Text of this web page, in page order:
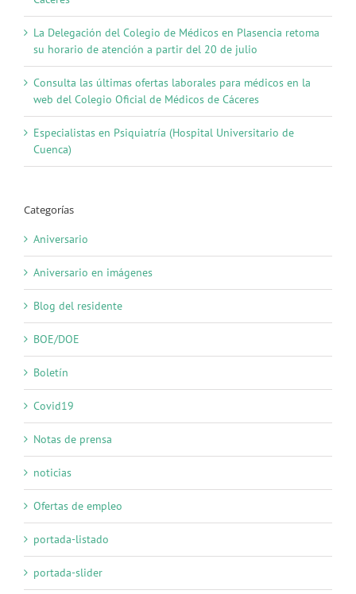
La Delegación del Colegio de Médicos en Plasencia retoma
su horario de atención a partir del 20 de julio
Consulta las últimas ofertas laborales para médicos en la
web del Colegio Oficial de Médicos de Cáceres
Especialistas en Psiquiatría (Hospital Universitario de
Cuenca)
Categorías
Aniversario
Aniversario en imágenes
Blog del residente
BOE/DOE
Boletín
Covid19
Notas de prensa
noticias
Ofertas de empleo
portada-listado
portada-slider